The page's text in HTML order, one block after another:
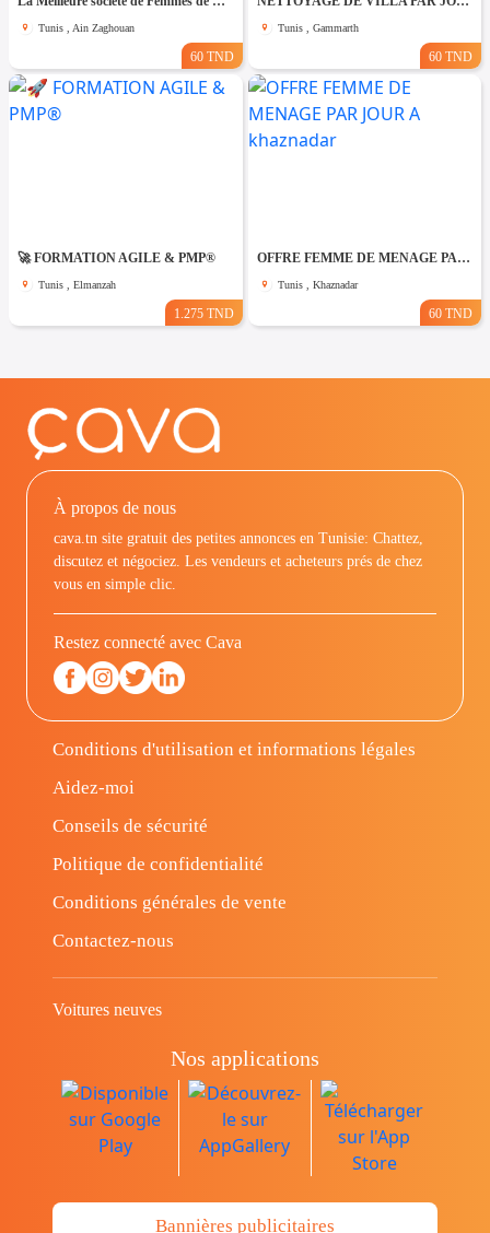
Tunis , Ain Zaghouan
60 TND
Tunis , Gammarth
60 TND
🚀 FORMATION AGILE & PMP®
Tunis , Elmanzah
1.275 TND
OFFRE FEMME DE MENAGE PAR JOUR A khaznadar
Tunis , Khaznadar
60 TND
À propos de nous
cava.tn site gratuit des petites annonces en Tunisie: Chattez,
discutez et négociez. Les vendeurs et acheteurs prés de chez
vous en simple clic.
Restez connecté avec Cava
Conditions d'utilisation et informations légales
Aidez-moi
Conseils de sécurité
Politique de confidentialité
Conditions générales de vente
Contactez-nous
Voitures neuves
Nos applications
Bannières publicitaires